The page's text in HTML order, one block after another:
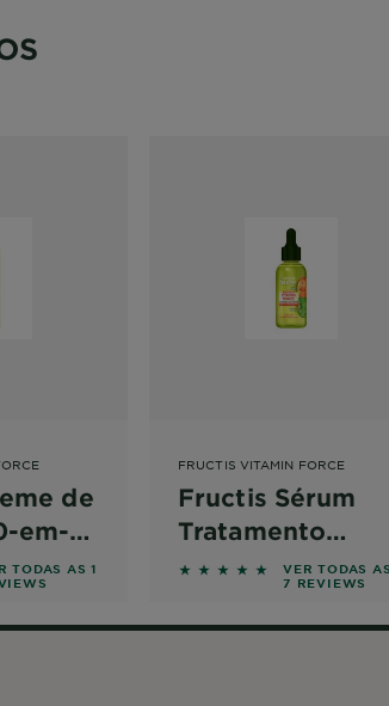
de
em-1
based on reviews
TODAS AS 1
FRUCTIS VITAMIN FORCE
Fructis Sérum
Tratamento
Antiqueda
Vitamin Force
5 out of 5 stars based
VER TODAS AS
7 REVIEWS